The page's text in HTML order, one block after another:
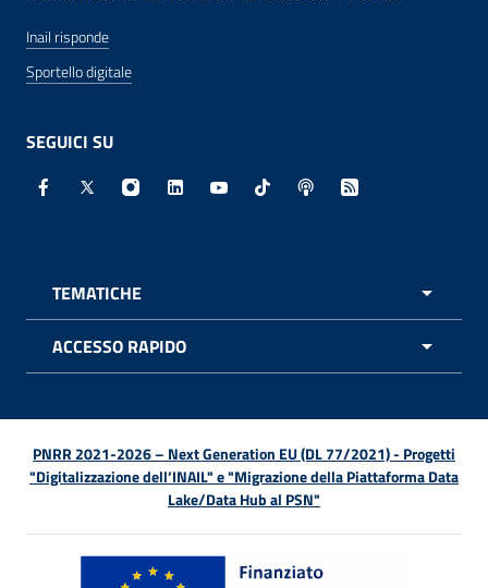
Inail risponde
Sportello digitale
SEGUICI SU
Facebook - Sito esterno - Apertura in nuova finestra
X - Sito esterno - Apertura in nuova finestra
Instagram - Sito esterno - Apertura in
Linkedin - Sito esterno - Apertura in
Youtube - Sito esterno -
TikTok - Sito esterno -
Spreaker - Sito
Feed RSS -
TEMATICHE
ACCESSO RAPIDO
PNRR 2021-2026 – Next Generation EU (DL 77/2021) - Progetti
"Digitalizzazione dell’INAIL" e "Migrazione della Piattaforma Data
Lake/Data Hub al PSN"